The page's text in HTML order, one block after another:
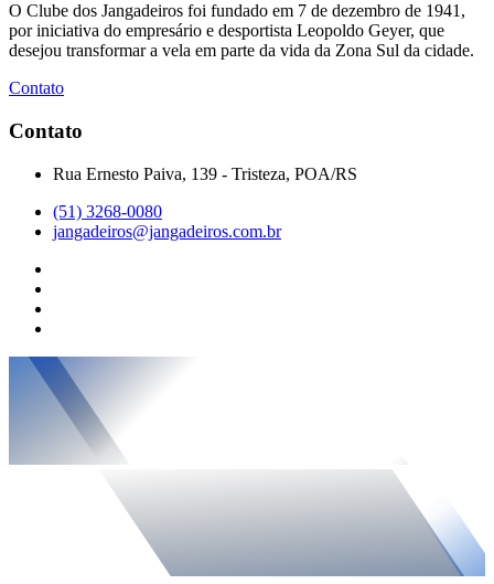
O Clube dos Jangadeiros foi fundado em 7 de dezembro de 1941,
por iniciativa do empresário e desportista Leopoldo Geyer, que
desejou transformar a vela em parte da vida da Zona Sul da cidade.
Contato
Contato
Rua Ernesto Paiva, 139 - Tristeza, POA/RS
(51) 3268-0080
jangadeiros@jangadeiros.com.br